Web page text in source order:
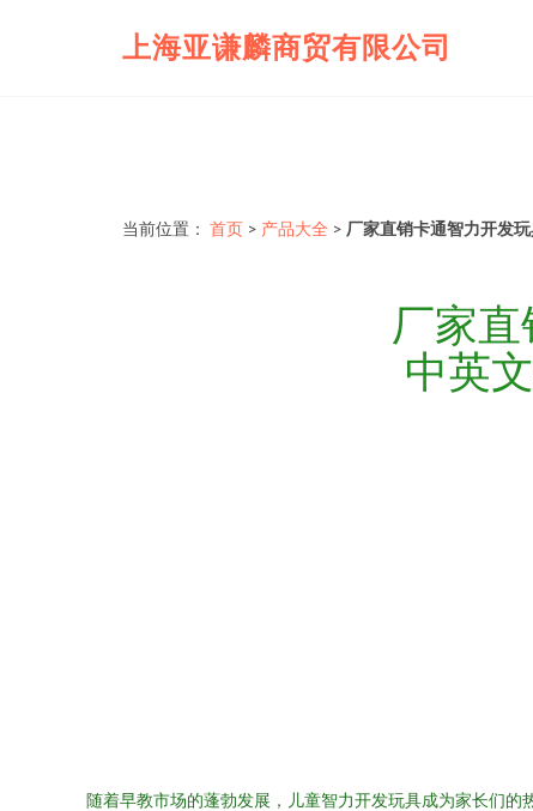
上海亚谦麟商贸有限公司
当前位置： 首页 > 产品大全 > 厂家直销卡通智力开发
厂家
中英
随着早教市场的蓬勃发展，儿童智力开发玩具成为家长们